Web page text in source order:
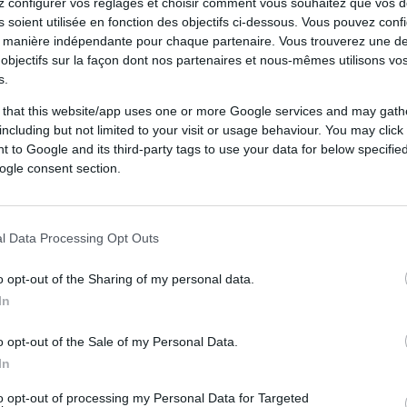
soient utilisée en fonction des objectifs ci-dessous. Vous pouvez
indépendante pour chaque partenaire. Vous trouverez une
sur la façon dont nos partenaires et nous-mêmes utilisons
that this website/app uses one or more Google services and may
but not limited to your visit or usage behaviour. You may
to Google and its third-party tags to use your data for below
consent section.
Data Processing Opt Outs
opt-out of the Sharing of my personal data.
opt-out of the Sale of my Personal Data.
opt-out of processing my Personal Data for Targeted
lors du Tournoi des Six Nations
Dupont a donné des nouvelles
se déroulent bien"
où tout s'est bien déroulé. Toutes les
les béquilles et reconduire. J'ai fait les
en rééducation, et je suis revenu au
Antoine Dupont
besoin de ça"
finale de Champions Cup entre l'UBB
: "
j'avais besoin de ça, de retrouver les